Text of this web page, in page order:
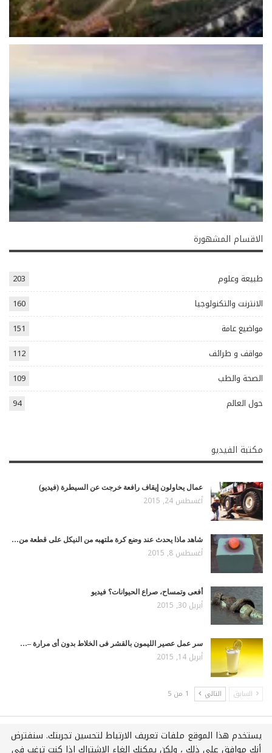
الاقسام المشهورة
طبيعة وعلوم
203
الانترنت والتكنولوجيا
160
مواضيع عامة
151
مواقف و طرائف
112
الصحة والطب
109
حول العالم
94
مكتبة الفيديو
عمال يحاولون إيقاف رافعة خرجت عن السيطرة (فيديو)
أغسطس 24, 2015
شاهد ماذا يحدث عند وضع كرة ملتهبه من النيكل على قطعة من…
أغسطس 8, 2015
أفعى وتمساح، صراع الحيوانات؟ فيديو
أبريل 30, 2015
سر عمل عصير الليمون بالقشر فى الخلاط بدون أى مرارة –…
أبريل 14, 2015
السابق التالي 1 من 5
جميع الحقوق محفوظة لـويكي عربي © 2021
يستخدم هذا الموقع ملفات تعريف الارتباط لتحسين تجربتك. سنفترض
أنك موافق على ذلك ، ولكن يمكنك إلغاء الاشتراك إذا كنت ترغب في